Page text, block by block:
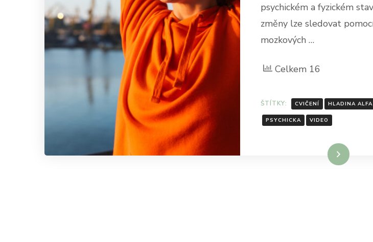
psychickém a fyzickém
změny lze sledovat
mozkových …
Celkem 16
ŠTÍTKY: CVIČENÍ HLADINA ALFA
PSYCHICKA VIDEO
Číst celé